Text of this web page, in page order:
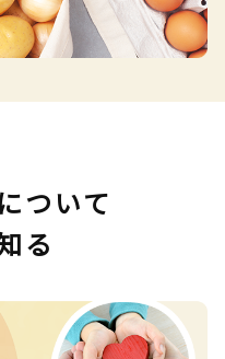
ついて
る